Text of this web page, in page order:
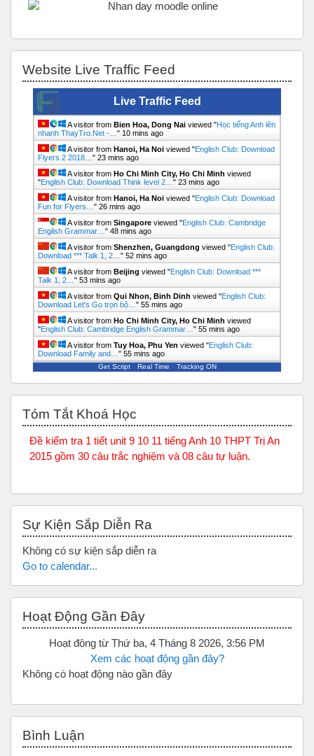
Website Live Traffic Feed
Live Traffic Feed
A visitor from Bien Hoa, Dong Nai viewed "Học tiếng Anh lên
nhanh ThayTro.Net -… " 10 mins ago
A visitor from Hanoi, Ha Noi viewed "English Club: Download
Flyers 2 2018… " 23 mins ago
A visitor from Ho Chi Minh City, Ho Chi Minh viewed
"English Club: Download Think level 2… " 23 mins ago
A visitor from Hanoi, Ha Noi viewed "English Club: Download
Fun for Flyers… " 26 mins ago
A visitor from Singapore viewed "English Club: Cambridge
English Grammar… " 48 mins ago
A visitor from Shenzhen, Guangdong viewed "English Club:
Download *** Talk 1, 2… " 52 mins ago
A visitor from Beijing viewed "English Club: Download ***
Talk 1, 2… " 53 mins ago
A visitor from Qui Nhon, Binh Dinh viewed "English Club:
Download Let's Go trọn bộ… " 55 mins ago
A visitor from Ho Chi Minh City, Ho Chi Minh viewed
"English Club: Cambridge English Grammar… " 55 mins ago
A visitor from Tuy Hoa, Phu Yen viewed "English Club:
Download Family and… " 55 mins ago
Get Script Real Time Tracking ON
Tóm Tắt Khoá Học
Đề kiểm tra 1 tiết unit 9 10 11 tiếng Anh 10 THPT Trị An
2015 gồm 30 câu trắc nghiệm và 08 câu tự luận.
Sự Kiện Sắp Diễn Ra
Không có sự kiện sắp diễn ra
Go to calendar...
Hoạt Động Gần Đây
Hoạt động từ Thứ ba, 4 Tháng 8 2026, 3:56 PM
Xem các hoạt động gần đây?
Không có hoạt động nào gần đây
Bình Luận